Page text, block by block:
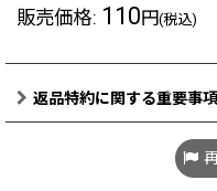
販売価格: 110円(税込)
返品特約に関する重要事項